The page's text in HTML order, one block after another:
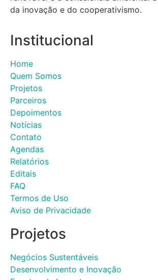
da inovação e do cooperativismo.
Institucional
Home
Quem Somos
Projetos
Parceiros
Depoimentos
Notícias
Contato
Agendas
Relatórios
Editais
FAQ
Termos de Uso
Aviso de Privacidade
Projetos
Negócios Sustentáveis
Desenvolvimento e Inovação